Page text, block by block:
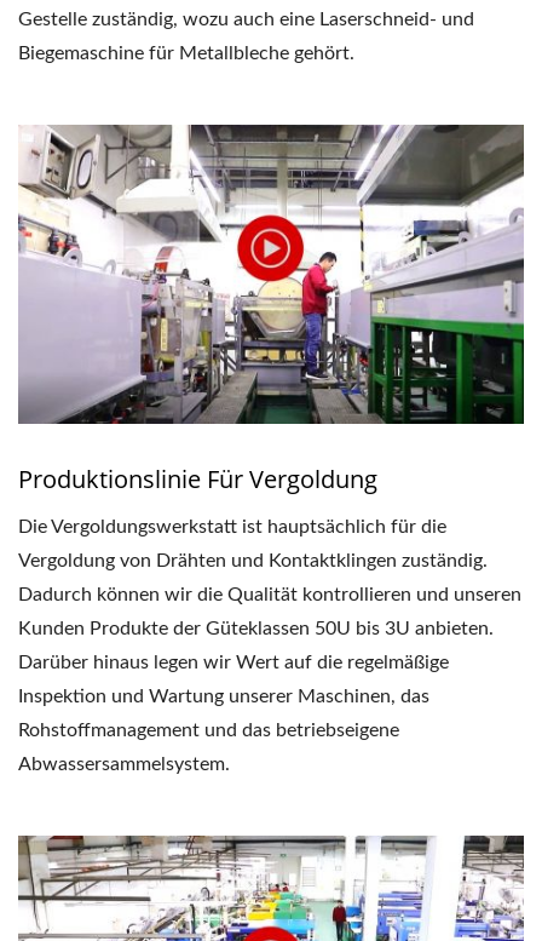
Gestelle zuständig, wozu auch eine Laserschneid- und
Biegemaschine für Metallbleche gehört.
Produktionslinie Für Vergoldung
Die Vergoldungswerkstatt ist hauptsächlich für die
Vergoldung von Drähten und Kontaktklingen zuständig.
Dadurch können wir die Qualität kontrollieren und unseren
Kunden Produkte der Güteklassen 50U bis 3U anbieten.
Darüber hinaus legen wir Wert auf die regelmäßige
Inspektion und Wartung unserer Maschinen, das
Rohstoffmanagement und das betriebseigene
Abwassersammelsystem.